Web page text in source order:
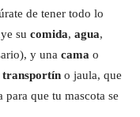
de tener todo lo
su comida, agua,
y una cama o
transportín o jaula, que
para que tu mascota se